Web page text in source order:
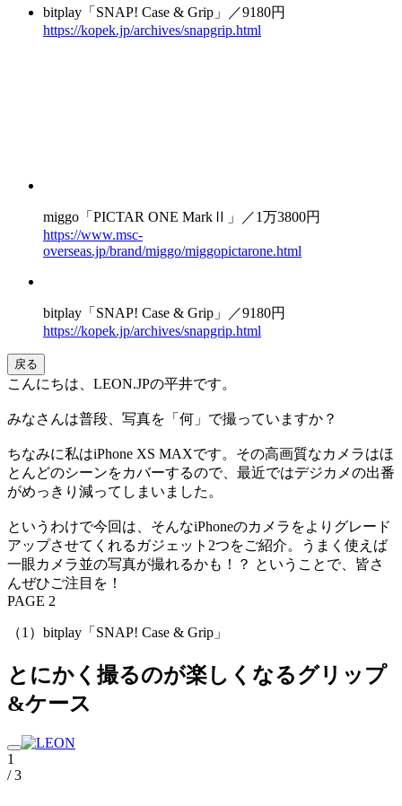
bitplay「SNAP! Case & Grip」／9180円
https://kopek.jp/archives/snapgrip.html
miggo「PICTAR ONE MarkⅡ」／1万3800円
https://www.msc-
overseas.jp/brand/miggo/miggopictarone.html
bitplay「SNAP! Case & Grip」／9180円
https://kopek.jp/archives/snapgrip.html
戻る
こんにちは、LEON.JPの平井です。
みなさんは普段、写真を「何」で撮っていますか？
ちなみに私はiPhone XS MAXです。その高画質なカメラはほ
とんどのシーンをカバーするので、最近ではデジカメの出番
がめっきり減ってしまいました。
というわけで今回は、そんなiPhoneのカメラをよりグレード
アップさせてくれるガジェット2つをご紹介。うまく使えば
一眼カメラ並の写真が撮れるかも！？ ということで、皆さ
んぜひご注目を！
PAGE 2
（1）bitplay「SNAP! Case & Grip」
とにかく撮るのが楽しくなるグリップ
&ケース
1
/ 3